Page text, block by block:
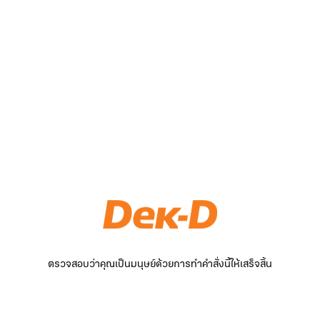
ตรวจสอบว่าคุณเป็นมนุษย์ด้วยการทำคำสั่งนี้ให้เสร็จสิ้น